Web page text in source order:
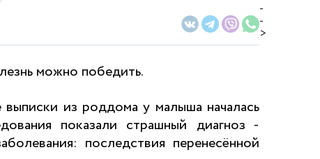
можно победить.
из роддома у малыша началась
показали страшный диагноз -
последствия перенесённой
-
-
>